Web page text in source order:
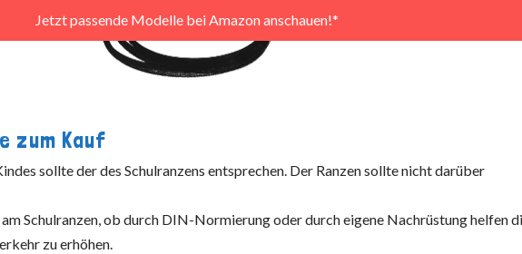
Jetzt passende Modelle bei Amazon anschauen!*
zum Kauf
sollte der des Schulranzens entsprechen. Der Ranzen sollte nicht darüber
Schulranzen, ob durch DIN-Normierung oder durch eigene Nachrüstung helfen
zu erhöhen.